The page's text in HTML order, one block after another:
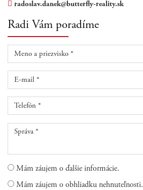
radoslav.danek@butterfly-reality.sk
Radi Vám poradíme
Mám záujem o ďalšie informácie.
Mám záujem o obhliadku nehnuteľnosti.